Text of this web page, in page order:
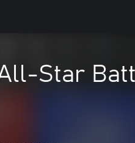
Star